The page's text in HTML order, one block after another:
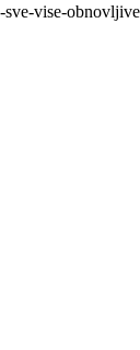
vise-